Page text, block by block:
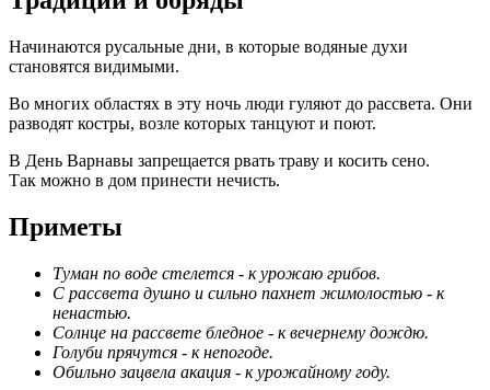
Начинаются русальные дни, в которые водяные духи
становятся видимыми.
Во многих областях в эту ночь люди гуляют до рассвета. Они
разводят костры, возле которых танцуют и поют.
В День Варнавы запрещается рвать траву и косить сено.
Так можно в дом принести нечисть.
Приметы
Туман по воде стелется - к урожаю грибов.
С рассвета душно и сильно пахнет жимолостью - к
ненастью.
Солнце на рассвете бледное - к вечернему дождю.
Голуби прячутся - к непогоде.
Обильно зацвела акация - к урожайному году.